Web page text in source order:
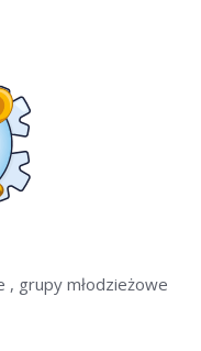
, grupy młodzieżowe